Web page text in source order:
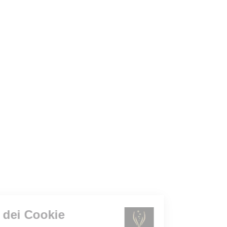
Gestione dei Cookie